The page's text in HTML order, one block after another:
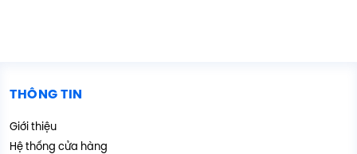
THÔNG TIN
Giới thiệu
Hệ thống cửa hàng